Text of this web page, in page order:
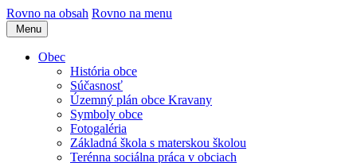
Rovno na obsah Rovno na menu
Menu
Obec
História obce
Súčasnosť
Územný plán obce Kravany
Symboly obce
Fotogaléria
Základná škola s materskou školou
Terénna sociálna práca v obciach